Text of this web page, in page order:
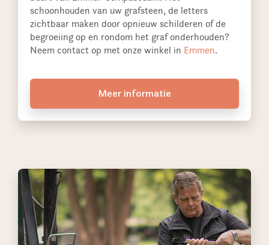
schoonhouden van uw grafsteen, de letters
zichtbaar maken door opnieuw schilderen of de
begroeiing op en rondom het graf onderhouden?
Neem contact op met onze winkel in Emmen.
Meer informatie